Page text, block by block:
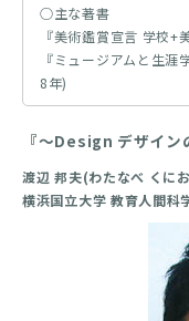
○主な著書
『美術鑑賞宣言 学校
『ミュージアムと生
8年)
『～Design デザイン
渡辺 邦夫(わたなべ くに
横浜国立大学 教育人間科